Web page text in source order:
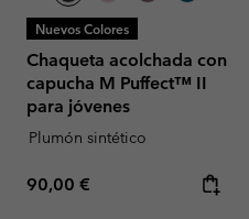
Nuevos Colores
Chaqueta acolchada con
capucha M Puffect™ II
para jóvenes
Plumón sintético
Regular price:
90,00 €